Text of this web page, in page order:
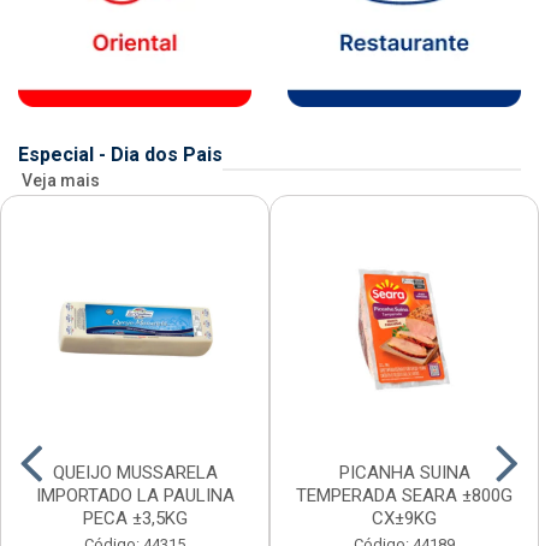
Especial - Dia dos Pais
Veja mais
QUEIJO MUSSARELA
IMPORTADO LA PAULINA
PECA ±3,5KG
PICANHA SUINA
TEMPERADA SEARA ±800G
CX±9KG